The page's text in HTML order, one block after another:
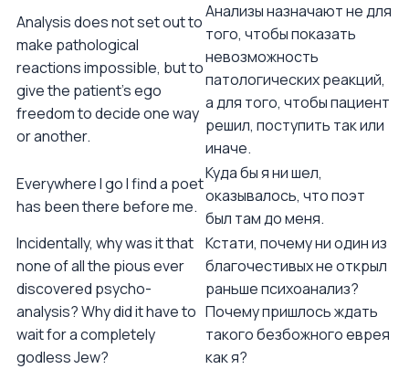
Analysis does not set out to
make pathological
reactions impossible, but to
give the patient's ego
freedom to decide one way
or another.
Анализы назначают не для
того, чтобы показать
невозможность
патологических реакций,
а для того, чтобы пациент
решил, поступить так или
иначе.
Everywhere I go I find a poet
has been there before me.
Куда бы я ни шел,
оказывалось, что поэт
был там до меня.
Incidentally, why was it that
none of all the pious ever
discovered psycho-
analysis? Why did it have to
wait for a completely
godless Jew?
Кстати, почему ни один из
благочестивых не открыл
раньше психоанализ?
Почему пришлось ждать
такого безбожного еврея
как я?